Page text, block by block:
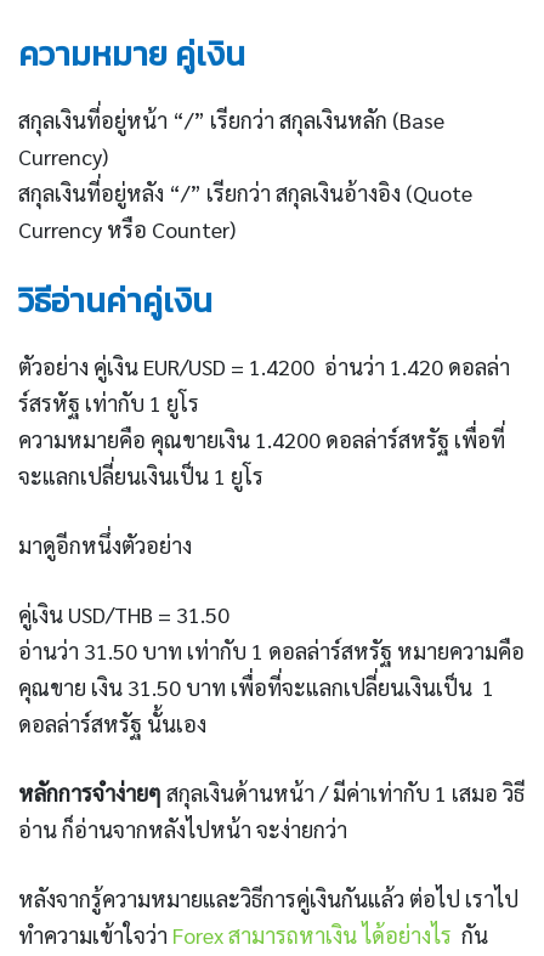
ความหมาย คู่เงิน
สกุลเงินที่อยู่หน้า “/” เรียกว่า สกุลเงินหลัก (Base
Currency)
สกุลเงินที่อยู่หลัง “/” เรียกว่า สกุลเงินอ้างอิง (Quote
Currency หรือ Counter)
วิธีอ่านค่าคู่เงิน
ตัวอย่าง คู่เงิน EUR/USD = 1.4200 อ่านว่า 1.420 ดอลล่า
ร์สรหัฐ เท่ากับ 1 ยูโร
ความหมายคือ คุณขายเงิน 1.4200 ดอลล่าร์สหรัฐ เพื่อที่
จะแลกเปลี่ยนเงินเป็น 1 ยูโร
มาดูอีกหนึ่งตัวอย่าง
คู่เงิน USD/THB = 31.50
อ่านว่า 31.50 บาท เท่ากับ 1 ดอลล่าร์สหรัฐ หมายความคือ
คุณขาย เงิน 31.50 บาท เพื่อที่จะแลกเปลี่ยนเงินเป็น 1
ดอลล่าร์สหรัฐ นั้นเอง
หลักการจำง่ายๆ สกุลเงินด้านหน้า / มีค่าเท่ากับ 1 เสมอ วิธี
อ่าน ก็อ่านจากหลังไปหน้า จะง่ายกว่า
หลังจากรู้ความหมายและวิธีการคู่เงินกันแล้ว ต่อไป เราไป
ทำความเข้าใจว่า Forex สามารถหาเงิน ได้อย่างไร กัน